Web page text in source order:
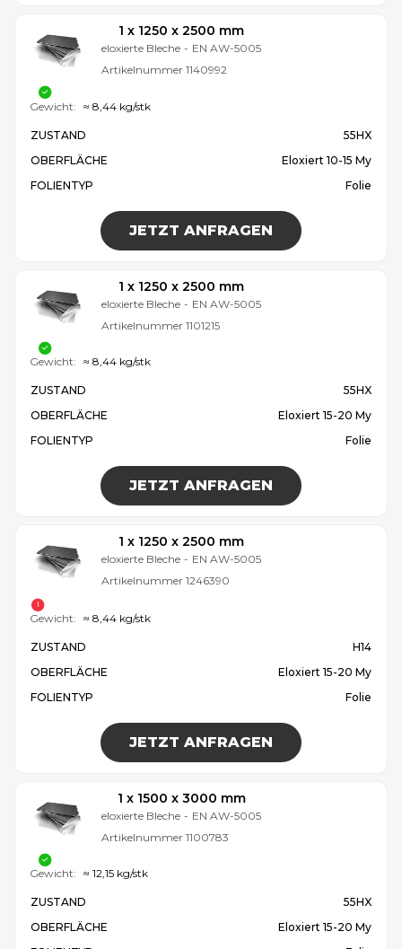
1 x 1250 x 2500 mm
eloxierte Bleche - EN AW-5005
Artikelnummer 1140992
ZUSTAND
55HX
OBERFLÄCHE
Eloxiert 10-15 My
FOLIENTYP
Folie
JETZT ANFRAGEN
Gewicht: ≈ 8,44 kg/stk
1 x 1250 x 2500 mm
eloxierte Bleche - EN AW-5005
Artikelnummer 1101215
ZUSTAND
55HX
OBERFLÄCHE
Eloxiert 15-20 My
FOLIENTYP
Folie
JETZT ANFRAGEN
Gewicht: ≈ 8,44 kg/stk
1 x 1250 x 2500 mm
eloxierte Bleche - EN AW-5005
Artikelnummer 1246390
ZUSTAND
H14
OBERFLÄCHE
Eloxiert 15-20 My
FOLIENTYP
Folie
JETZT ANFRAGEN
Gewicht: ≈ 8,44 kg/stk
1 x 1500 x 3000 mm
eloxierte Bleche - EN AW-5005
Artikelnummer 1100783
ZUSTAND
55HX
OBERFLÄCHE
Eloxiert 15-20 My
Gewicht: ≈ 12,15 kg/stk